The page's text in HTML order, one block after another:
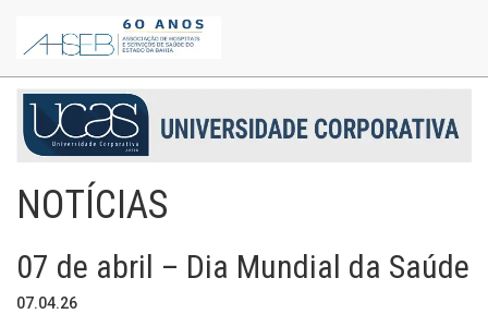
NOTÍCIAS
07 de abril – Dia Mundial da Saúde
07.04.26